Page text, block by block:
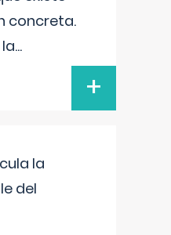
concreta.
...
+
la
del